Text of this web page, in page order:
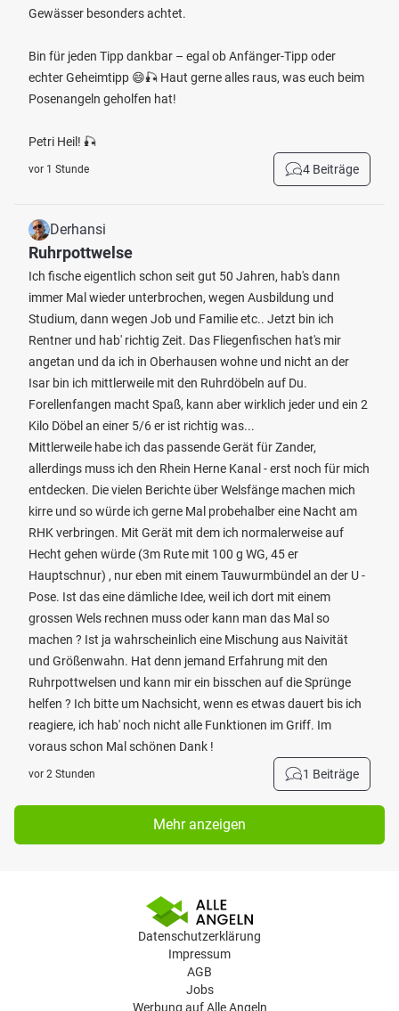
Gewässer besonders achtet.
Bin für jeden Tipp dankbar – egal ob Anfänger-Tipp oder
echter Geheimtipp 😄🎣 Haut gerne alles raus, was euch beim
Posenangeln geholfen hat!
Petri Heil! 🎣
vor 1 Stunde 4 Beiträge
Derhansi
Ruhrpottwelse
Ich fische eigentlich schon seit gut 50 Jahren, hab's dann
immer Mal wieder unterbrochen, wegen Ausbildung und
Studium, dann wegen Job und Familie etc.. Jetzt bin ich
Rentner und hab' richtig Zeit. Das Fliegenfischen hat's mir
angetan und da ich in Oberhausen wohne und nicht an der
Isar bin ich mittlerweile mit den Ruhrdöbeln auf Du.
Forellenfangen macht Spaß, kann aber wirklich jeder und ein 2
Kilo Döbel an einer 5/6 er ist richtig was...
Mittlerweile habe ich das passende Gerät für Zander,
allerdings muss ich den Rhein Herne Kanal - erst noch für mich
entdecken. Die vielen Berichte über Welsfänge machen mich
kirre und so würde ich gerne Mal probehalber eine Nacht am
RHK verbringen. Mit Gerät mit dem ich normalerweise auf
Hecht gehen würde (3m Rute mit 100 g WG, 45 er
Hauptschnur) , nur eben mit einem Tauwurmbündel an der U -
Pose. Ist das eine dämliche Idee, weil ich dort mit einem
grossen Wels rechnen muss oder kann man das Mal so
machen ? Ist ja wahrscheinlich eine Mischung aus Naivität
und Größenwahn. Hat denn jemand Erfahrung mit den
Ruhrpottwelsen und kann mir ein bisschen auf die Sprünge
helfen ? Ich bitte um Nachsicht, wenn es etwas dauert bis ich
reagiere, ich hab' noch nicht alle Funktionen im Griff. Im
voraus schon Mal schönen Dank !
vor 2 Stunden 1 Beiträge
Mehr anzeigen
Datenschutzerklärung
Impressum
AGB
Jobs
Werbung auf Alle Angeln